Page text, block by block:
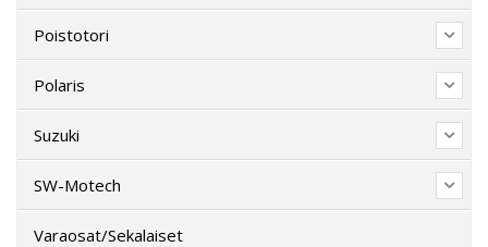
Poistotori
Polaris
Suzuki
SW-Motech
Varaosat/Sekalaiset